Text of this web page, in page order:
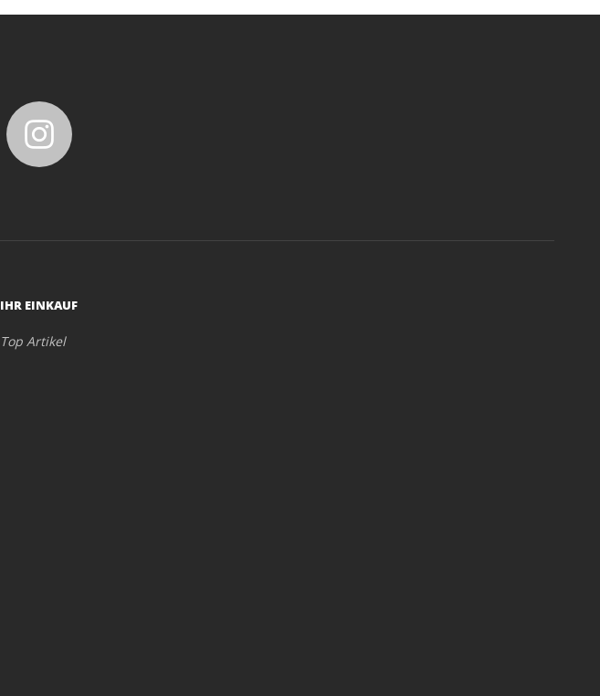
IHR EINKAUF
Top Artikel